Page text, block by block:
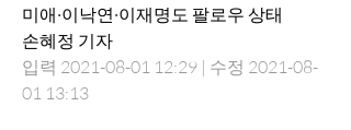
미애·이낙연·이재명도 팔로우 상태
손혜정 기자
입력 2021-08-01 12:29 | 수정 2021-08-
01 13:13